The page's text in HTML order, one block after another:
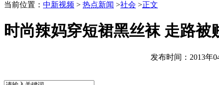
当前位置： 中新视频 > 热点新闻 >社会 >正文
时尚辣妈穿短裙黑丝袜 走路被
发布时间：2013年